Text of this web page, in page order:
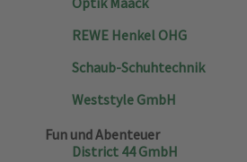
REWE Henkel OHG
Schaub-Schuhtechnik
Weststyle GmbH
Fun und Abenteuer
District 44 GmbH